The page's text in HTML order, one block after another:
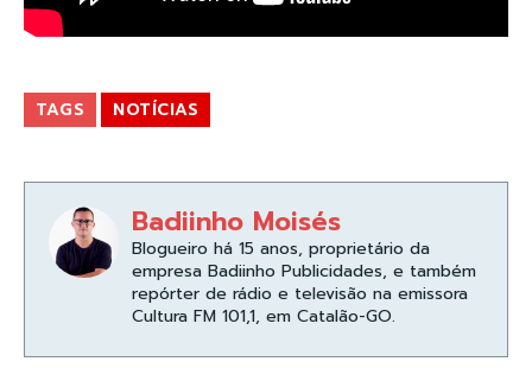
TAGS NOTÍCIAS
Badiinho Moisés
Blogueiro há 15 anos, proprietário da
empresa Badiinho Publicidades, e também
repórter de rádio e televisão na emissora
Cultura FM 101,1, em Catalão-GO.